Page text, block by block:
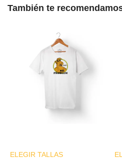
También te
ELEGIR TALLAS